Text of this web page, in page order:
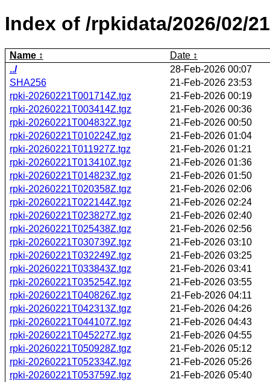
Index of /rpkidata/2026/02/
Name
Date
../
28-Feb-2026 00:07
SHA256
21-Feb-2026 23:53
rpki-20260221T001714Z.tgz
21-Feb-2026 00:19
rpki-20260221T003414Z.tgz
21-Feb-2026 00:36
rpki-20260221T004832Z.tgz
21-Feb-2026 00:50
rpki-20260221T010224Z.tgz
21-Feb-2026 01:04
rpki-20260221T011927Z.tgz
21-Feb-2026 01:21
rpki-20260221T013410Z.tgz
21-Feb-2026 01:36
rpki-20260221T014823Z.tgz
21-Feb-2026 01:50
rpki-20260221T020358Z.tgz
21-Feb-2026 02:06
rpki-20260221T022144Z.tgz
21-Feb-2026 02:24
rpki-20260221T023827Z.tgz
21-Feb-2026 02:40
rpki-20260221T025438Z.tgz
21-Feb-2026 02:56
rpki-20260221T030739Z.tgz
21-Feb-2026 03:10
rpki-20260221T032249Z.tgz
21-Feb-2026 03:25
rpki-20260221T033843Z.tgz
21-Feb-2026 03:41
rpki-20260221T035254Z.tgz
21-Feb-2026 03:55
rpki-20260221T040826Z.tgz
21-Feb-2026 04:11
rpki-20260221T042313Z.tgz
21-Feb-2026 04:26
rpki-20260221T044107Z.tgz
21-Feb-2026 04:43
rpki-20260221T045227Z.tgz
21-Feb-2026 04:55
rpki-20260221T050928Z.tgz
21-Feb-2026 05:12
rpki-20260221T052334Z.tgz
21-Feb-2026 05:26
rpki-20260221T053759Z.tgz
21-Feb-2026 05:40